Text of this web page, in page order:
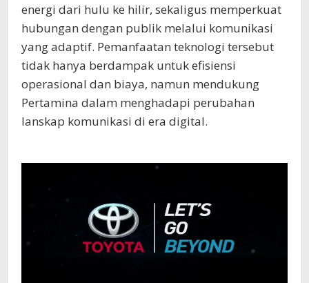
energi dari hulu ke hilir, sekaligus memperkuat
hubungan dengan publik melalui komunikasi
yang adaptif. Pemanfaatan teknologi tersebut
tidak hanya berdampak untuk efisiensi
operasional dan biaya, namun mendukung
Pertamina dalam menghadapi perubahan
lanskap komunikasi di era digital.